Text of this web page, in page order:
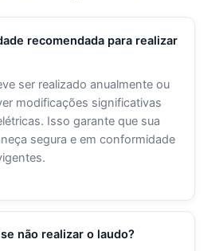
recomendada para realizar
ser realizado anualmente ou
modificações significativas
Isso garante que sua
segura e em conformidade
não realizar o laudo?